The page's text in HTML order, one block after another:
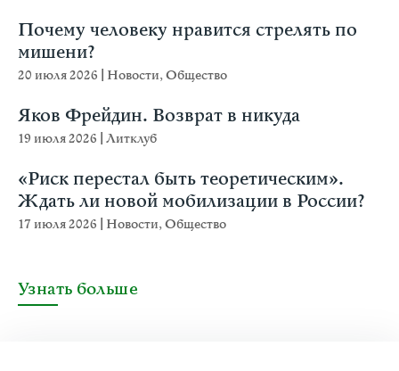
Почему человеку нравится стрелять по
мишени?
20 июля 2026 Новости,Общество
Яков Фрейдин. Возврат в никуда
19 июля 2026 Литклуб
«Риск перестал быть теоретическим».
Ждать ли новой мобилизации в России?
17 июля 2026 Новости,Общество
Узнать больше